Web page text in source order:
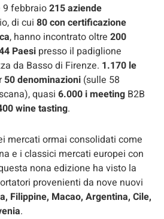
9 febbraio215 aziende
di cui 80 con certificazione
, hanno incontrato oltre 200
Paesi presso il padiglione
da Basso di Firenze. 1.170 le
50 denominazioni (sulle 58
quasi 6.000 i meeting B2B
wine tasting.
mercati ormai consolidati come
e i classici mercati europei con
nona edizione ha visto la
provenienti da nove nuovi
Filippine, Macao, Argentina, Cile,
.